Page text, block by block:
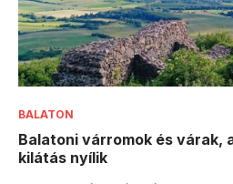
BALATON
Balatoni várromok és várak,
kilátás nyílik